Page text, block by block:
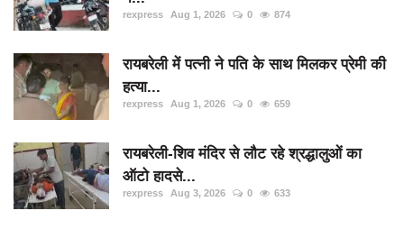
rexpress Aug 1, 2026 0 874
रायबरेली में पत्नी ने पति के साथ मिलकर प्रेमी की
हत्या...
rexpress Aug 1, 2026 0 659
रायबरेली-शिव मंदिर से लौट रहे श्रद्धालुओं का
ऑटो हादसे...
rexpress Aug 3, 2026 0 633